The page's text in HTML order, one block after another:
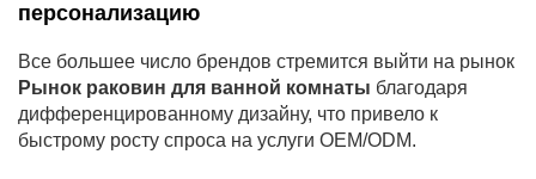
персонализацию
Все большее число брендов стремится выйти на рынок
Рынок раковин для ванной комнаты благодаря
дифференцированному дизайну, что привело к
быстрому росту спроса на услуги OEM/ODM.